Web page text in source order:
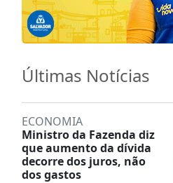
Últimas Notícias
ECONOMIA
Ministro da Fazenda diz
que aumento da dívida
decorre dos juros, não
dos gastos